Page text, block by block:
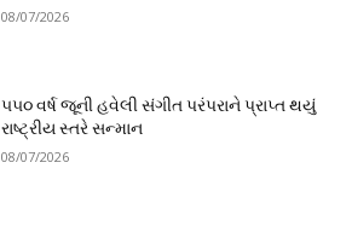
08/07/2026
૫૫૦ વર્ષ જૂની હવેલી સંગીત પરંપરાને પ્રાપ્ત થયું
રાષ્ટ્રીય સ્તરે સન્માન
08/07/2026